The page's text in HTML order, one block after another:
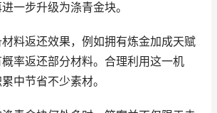
一步升级为涤青金块。
料返还效果，例如拥有炼金加成天赋
率返还部分材料。合理利用这一机
中节省不少素材。